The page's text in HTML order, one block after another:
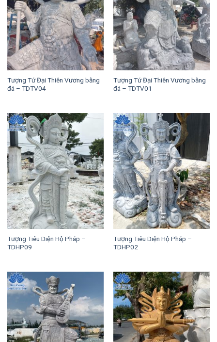
Tượng Tứ Đại Thiên Vương bằng
đá – TDTV04
Tượng Tứ Đại Thiên Vương bằng
đá – TDTV01
Tượng Tiêu Diện Hộ Pháp –
TDHP09
Tượng Tiêu Diện Hộ Pháp –
TDHP02